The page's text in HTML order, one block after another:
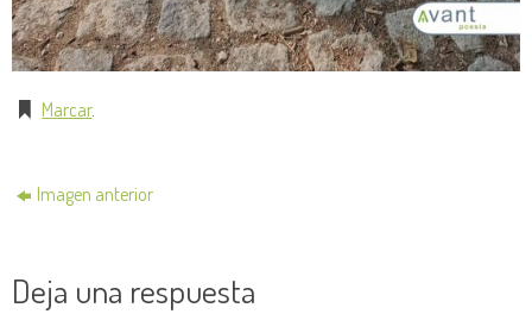
Marcar.
Imagen anterior
Deja una respuesta